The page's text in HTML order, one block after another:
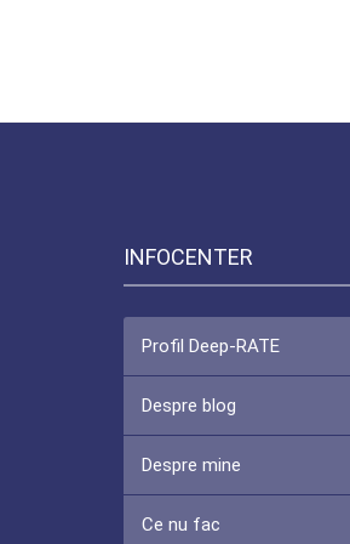
INFOCENTER
Profil Deep-RATE
Despre blog
Despre mine
Ce nu fac